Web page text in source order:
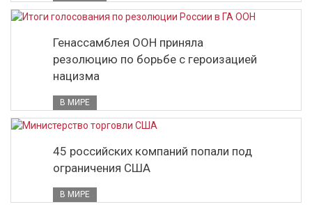
Генассамблея ООН приняла
резолюцию по борьбе с героизацией
нацизма
В МИРЕ
45 российских компаний попали под
ограничения США
В МИРЕ